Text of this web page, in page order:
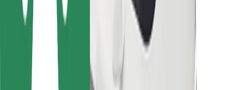
Bolt Food
Flottapartnereknek
Éttermeknek
Egyéb